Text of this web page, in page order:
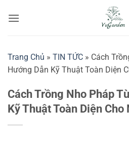
qua
Trang Chủ » TIN TỨC » Cách
Hướng Dẫn Kỹ Thuật Toàn Diện
Cách Trồng Nho Pháp
Kỹ Thuật Toàn Diện